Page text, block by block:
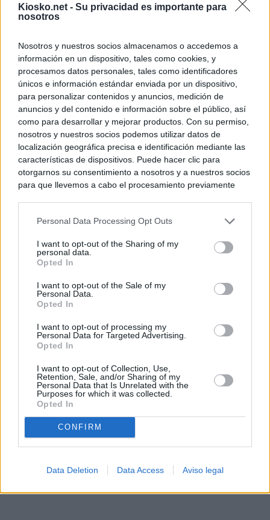
Kiosko.net - Su privacidad es importante para
nosotros
Nosotros y nuestros socios almacenamos o accedemos a
información en un dispositivo, tales como cookies, y
procesamos datos personales, tales como identificadores
únicos e información estándar enviada por un dispositivo,
para personalizar contenidos y anuncios, medición de
anuncios y del contenido e información sobre el público, así
como para desarrollar y mejorar productos. Con su permiso,
nosotros y nuestros socios podemos utilizar datos de
localización geográfica precisa e identificación mediante las
características de dispositivos. Puede hacer clic para
otorgarnos su consentimiento a nosotros y a nuestros socios
para que llevemos a cabo el procesamiento previamente
negar su consentimiento. Tenga en cuenta que algún
de su consentimiento, pero usted tiene el derecho de
rechazar tal procesamiento. Sus preferencias se aplicarán
cualquier momento entrando de nuevo en este sitio web o
visitando nuestra política de privacidad.
Personal Data Processing Opt Outs
I want to opt-out of the Sharing of my
personal data.
Opted In
I want to opt-out of the Sale of my
Personal Data.
Opted In
I want to opt-out of processing my
Personal Data for Targeted Advertising.
Opted In
I want to opt-out of Collection, Use,
Retention, Sale, and/or Sharing of my
Personal Data that Is Unrelated with the
Purposes for which it was collected.
Opted In
CONFIRM
Data Deletion Data Access Aviso legal